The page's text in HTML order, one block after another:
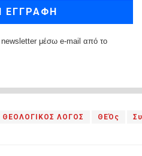
μέσω e-mail από το
ΘΕΟΛΟΓΙΚΟΣ ΛΟΓΟΣ ΘΕΌς